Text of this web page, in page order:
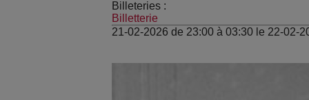
Billeteries :
Billetterie
21-02-2026 de 23:00 à 03:30 le 22-02-